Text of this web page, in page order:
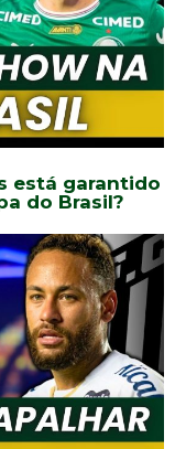
está garantido
do Brasil?